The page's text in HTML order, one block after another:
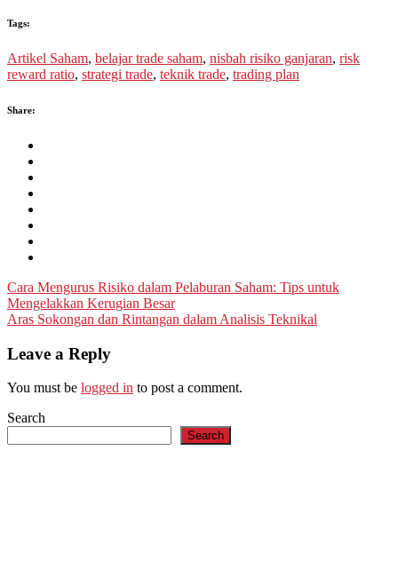
Tags:
Artikel Saham, belajar trade saham, nisbah risiko ganjaran, risk
reward ratio, strategi trade, teknik trade, trading plan
Share:
Post
navigation
Cara Mengurus Risiko dalam Pelaburan Saham: Tips untuk
Mengelakkan Kerugian Besar
Aras Sokongan dan Rintangan dalam Analisis Teknikal
Leave a Reply
You must be logged in to post a comment.
Search
Search